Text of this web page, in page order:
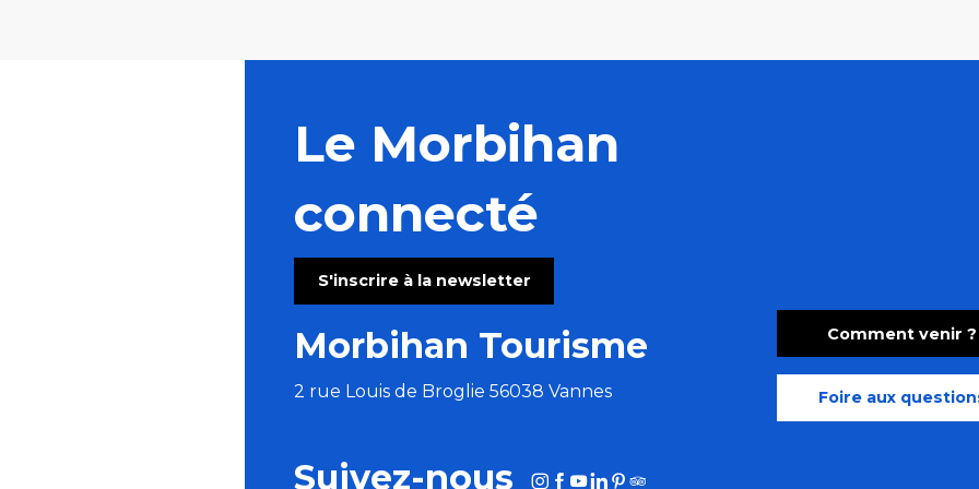
Le Morbihan
connecté
S'inscrire à la newsletter
Morbihan Tourisme
2 rue Louis de Broglie 56038 Vannes
Comment venir ?
Foire aux
Suivez-nous